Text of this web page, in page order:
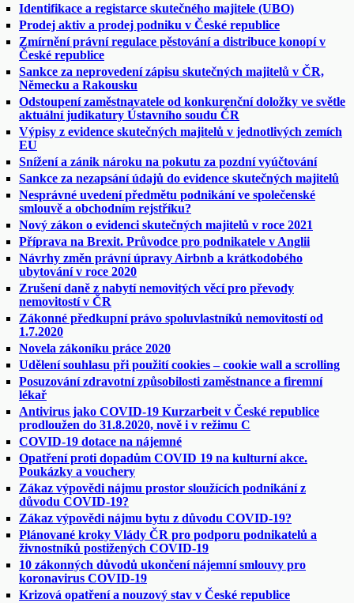
Identifikace a registarce skutečného majitele (UBO)
Prodej aktiv a prodej podniku v České republice
Zmírnění právní regulace pěstování a distribuce konopí v
České republice
Sankce za neprovedení zápisu skutečných majitelů v ČR,
Německu a Rakousku
Odstoupení zaměstnavatele od konkurenční doložky ve světle
aktuální judikatury Ústavního soudu ČR
Výpisy z evidence skutečných majitelů v jednotlivých zemích
EU
Snížení a zánik nároku na pokutu za pozdní vyúčtování
Sankce za nezapsání údajů do evidence skutečných majitelů
Nesprávné uvedení předmětu podnikání ve společenské
smlouvě a obchodním rejstříku?
Nový zákon o evidenci skutečných majitelů v roce 2021
Příprava na Brexit. Průvodce pro podnikatele v Anglii
Návrhy změn právní úpravy Airbnb a krátkodobého
ubytování v roce 2020
Zrušení daně z nabytí nemovitých věcí pro převody
nemovitostí v ČR
Zákonné předkupní právo spoluvlastníků nemovitostí od
1.7.2020
Novela zákoníku práce 2020
Udělení souhlasu při použití cookies – cookie wall a scrolling
Posuzování zdravotní způsobilosti zaměstnance a firemní
lékař
Antivirus jako COVID-19 Kurzarbeit v České republice
prodloužen do 31.8.2020, nově i v režimu C
COVID-19 dotace na nájemné
Opatření proti dopadům COVID 19 na kulturní akce.
Poukázky a vouchery
Zákaz výpovědi nájmu prostor sloužících podnikání z
důvodu COVID-19?
Zákaz výpovědi nájmu bytu z důvodu COVID-19?
Plánované kroky Vlády ČR pro podporu podnikatelů a
živnostníků postižených COVID-19
10 zákonných důvodů ukončení nájemní smlouvy pro
koronavirus COVID-19
Krizová opatření a nouzový stav v České republice